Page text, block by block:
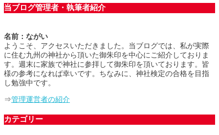
当ブログ管理者・執筆者紹介
名前：ながい
ようこそ、アクセスいただきました。当ブログでは、私が実際
に住む九州の神社から頂いた御朱印を中心にご紹介しておりま
す。週末に家族で神社に参拝して御朱印を頂いております。皆
様の参考になれば幸いです。ちなみに、神社検定の合格を目指
し勉強中です。
⇒管理運営者の紹介
カテゴリー